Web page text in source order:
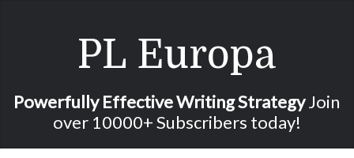
PL Europa
Powerfully Effective Writing StrategyJoin
over 10000+ Subscribers today!